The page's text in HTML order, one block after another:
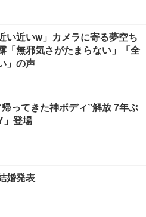
い近いw」カメラに寄る夢空ち
「無邪気さがたまらない」「全
」の声
ってきた神ボディ”解放 7年ぶ
」登場
婚発表